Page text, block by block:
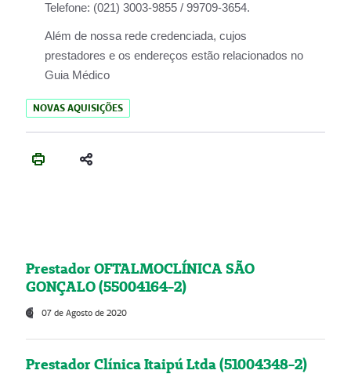
Telefone: (021) 3003-9855 / 99709-3654.
Além de nossa rede credenciada, cujos
prestadores e os endereços estão relacionados no
Guia Médico
NOVAS AQUISIÇÕES
Prestador OFTALMOCLÍNICA SÃO
GONÇALO (55004164-2)
07 de Agosto de 2020
Prestador Clínica Itaipú Ltda (51004348-2)